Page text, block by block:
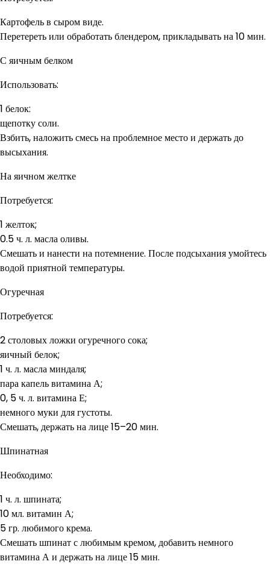
Картофель в сыром виде.
Перетереть или обработать блендером, прикладывать на 10 мин.
С яичным белком
Использовать:
1 белок:
щепотку соли.
Взбить, наложить смесь на проблемное место и держать до
высыхания.
На яичном желтке
Потребуется:
1 желток;
0.5 ч. л. масла оливы.
Смешать и нанести на потемнение. После подсыхания умойтесь
водой приятной температуры.
Огуречная
Потребуется:
2 столовых ложки огуречного сока;
яичный белок;
1 ч. л. масла миндаля;
пара капель витамина А;
0, 5 ч. л. витамина Е;
немного муки для густоты.
Смешать, держать на лице 15–20 мин.
Шпинатная
Необходимо:
1 ч. л. шпината;
10 мл. витамин А;
5 гр. любимого крема.
Смешать шпинат с любимым кремом, добавить немного
витамина А и держать на лице 15 мин.